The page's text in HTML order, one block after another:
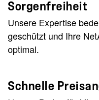
Sorgenfreiheit
Unsere Expertise
geschützt und Ihre
optimal.
Schnelle